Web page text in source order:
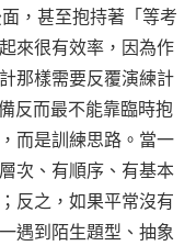
，甚至抱持著「等考
來很有效率，因為作
那樣需要反覆演練計
反而最不能靠臨時抱
而是訓練思路。當一
次、有順序、有基本
反之，如果平常沒有
遇到陌生題型、抽象